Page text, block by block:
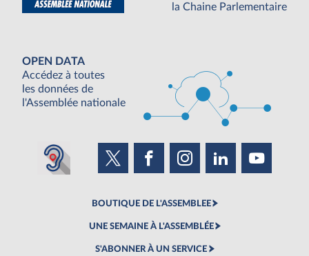
la Chaine Parlementaire
OPEN DATA
Accédez à toutes
les données de
l'Assemblée nationale
BOUTIQUE DE L'ASSEMBLEE
UNE SEMAINE À L'ASSEMBLÉE
S'ABONNER À UN SERVICE